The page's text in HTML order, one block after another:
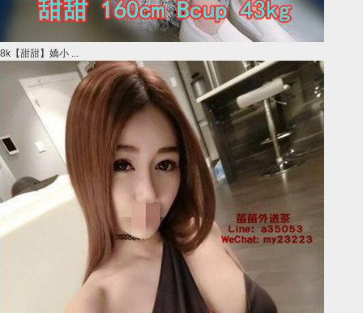
8k【甜甜】嬌小 ...